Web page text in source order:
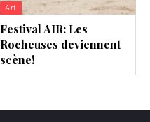
Art
Festival AIR: Les
Rocheuses deviennent
scène!